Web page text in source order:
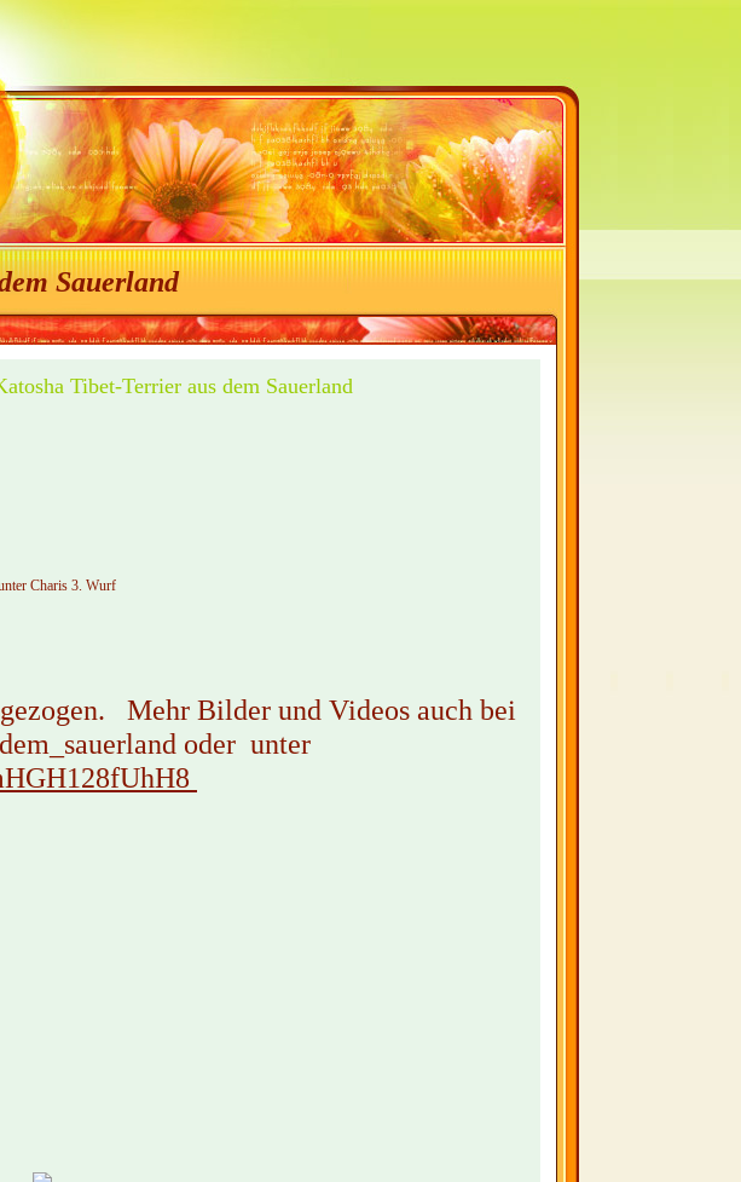
Sauerland
Tibet-Terrier aus dem Sauerland
Charis 3. Wurf
Mehr Bilder und Videos auch bei
oder unter